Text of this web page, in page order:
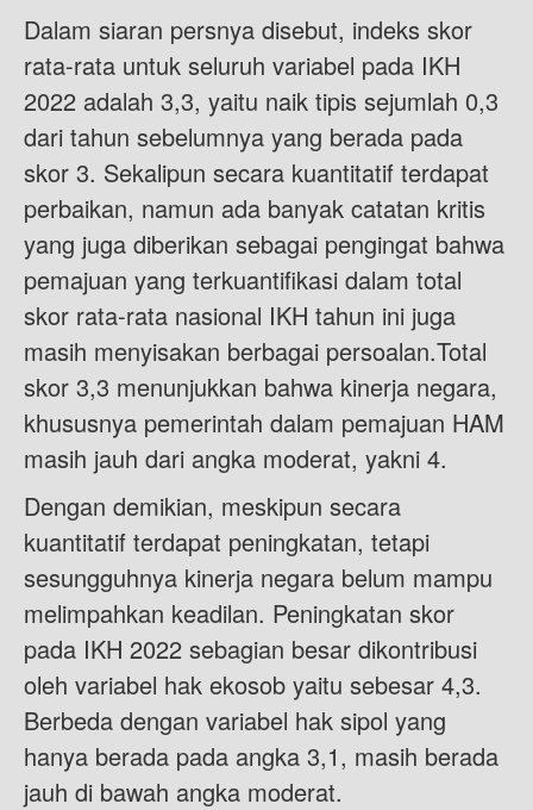
Dalam siaran persnya disebut, indeks skor
rata-rata untuk seluruh variabel pada IKH
2022 adalah 3,3, yaitu naik tipis sejumlah 0,3
dari tahun sebelumnya yang berada pada
skor 3. Sekalipun secara kuantitatif terdapat
perbaikan, namun ada banyak catatan kritis
yang juga diberikan sebagai pengingat bahwa
pemajuan yang terkuantifikasi dalam total
skor rata-rata nasional IKH tahun ini juga
masih menyisakan berbagai persoalan.Total
skor 3,3 menunjukkan bahwa kinerja negara,
khususnya pemerintah dalam pemajuan HAM
masih jauh dari angka moderat, yakni 4.
Dengan demikian, meskipun secara
kuantitatif terdapat peningkatan, tetapi
sesungguhnya kinerja negara belum mampu
melimpahkan keadilan. Peningkatan skor
pada IKH 2022 sebagian besar dikontribusi
oleh variabel hak ekosob yaitu sebesar 4,3.
Berbeda dengan variabel hak sipol yang
hanya berada pada angka 3,1, masih berada
jauh di bawah angka moderat.